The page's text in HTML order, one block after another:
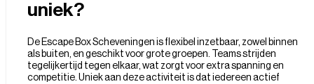
uniek?
De Escape Box Scheveningen is flexibel inzetbaar, zowel binnen
als buiten, en geschikt voor grote groepen. Teams strijden
tegelijkertijd tegen elkaar, wat zorgt voor extra spanning en
competitie. Uniek aan deze activiteit is dat iedereen actief